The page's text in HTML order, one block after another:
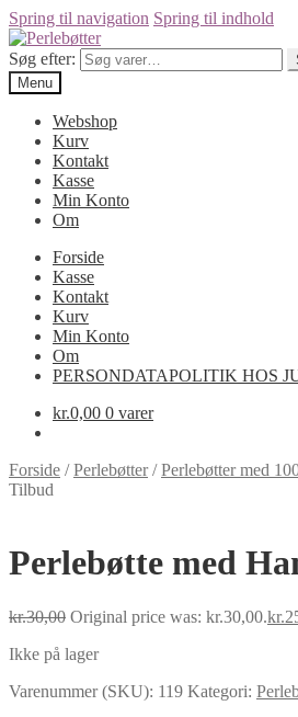
Spring til navigation Spring til indhold
Søg efter:
Menu
Webshop
Kurv
Kontakt
Kasse
Min Konto
Om
Forside
Kasse
Kontakt
Kurv
Min Konto
Om
PERSONDATAPOLITIK HOS
kr.0,00 0 varer
Forside /Perlebøtter/Perlebøtter med
Tilbud
Perlebøtte med
kr.30,00 Original price was: kr.30,00.kr.
Ikke på lager
Varenummer (SKU): 119 Kategori: